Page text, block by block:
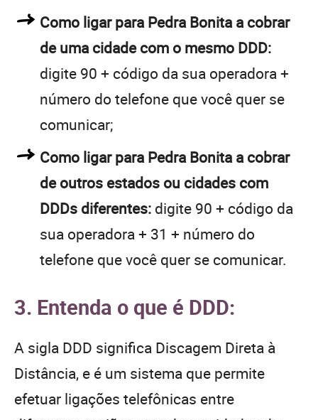
Como ligar para Pedra Bonita a cobrar
de uma cidade com o mesmo DDD:
digite 90 + código da sua operadora +
número do telefone que você quer se
comunicar;
Como ligar para Pedra Bonita a cobrar
de outros estados ou cidades com
DDDs diferentes: digite 90 + código da
sua operadora + 31 + número do
telefone que você quer se comunicar.
3. Entenda o que é DDD:
A sigla DDD significa Discagem Direta à
Distância, e é um sistema que permite
efetuar ligações telefônicas entre